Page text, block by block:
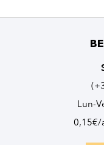
Lun-
0,15€/